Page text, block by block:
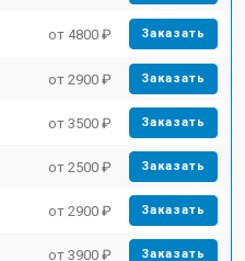
от 4800 ₽ Заказать
от 2900 ₽ Заказать
от 3500 ₽ Заказать
от 2500 ₽ Заказать
от 2900 ₽ Заказать
от 3900 ₽ Заказать